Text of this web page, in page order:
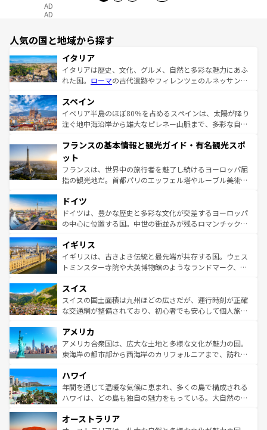
AD
AD
人気の国と地域から探す
イタリア
イタリアは歴史、文化、グルメ、自然と多彩な魅力にあふ
れた国。 ローマの古代遺跡やフィレンツェのルネッサンス
ろん、トスカーナの美しい田園風景やアマルフィ海岸の絶
景など、自然景観も見逃せない。観光の合間には、本場の
ピザやパスタなど、絶品のイタリア料理を堪能することも
ませてくれるイタリアで、忘れられない旅をしてみよう！
なお、新着のイタリア情報は
しい。
スペイン
イベリア半島のほぼ80％を占めるスペインは、太陽が降り
注ぐ地中海沿岸から雄大なピレネー山脈まで、多彩な自然
文化が根付くこの国では、情熱的なフラメンコ、熱気あふ
れる闘牛、そして美味しいタパスが生活の一部となってい
る。首都マドリードの洗練された雰囲気や、バルセロナの
アートに溢れた街角から、地方では古代ローマ遺跡や中世
せる。地方によって風土や気候が異なるスペインはその個
性で訪れる人を魅了する。 なお、新着のスペイン情報は コ
ンテンツ一覧を参照してほしい。
フランスの基本情報と観光ガイド・有名観光スポ
ット
フランスは、世界中の旅行者を魅了し続けるヨーロッパ屈
指の観光地だ。首都パリのエッフェル塔やルーブル美術館
で、幅広い魅力が詰まっている。華麗な宮殿、歴史的な大
聖堂、美しいビーチ、そして豊かな自然が、訪れる者を心
から魅了する。また、フランスは美食の国としても知ら
いる。シャンパンの発祥地であるランス、プロヴァンスの
香り高いラベンダー畑など、多彩な楽しみ方が可能だ。さ
らに、パリ以外の地域にも魅力が溢れており、どの街角に
れる地方に足を運ぶとそれぞれで全く異なる文化を体験で
きるだろう。 なお、新着のフランス情報はコンテンツ一覧
を参照してほしい。
ドイツ
ドイツは、豊かな歴史と多彩な文化が交差するヨーロッパ
の中心に位置する国。中世の街並みが残るロマンチック街
顔を持つこの国は、どこを歩いても飽きることがない。ベ
ルリンの文化的活気、バイエルン州のアルプスの絶景、そ
してライン川沿いのワイン畑といった風景は必見。ビール
は、お酒好きな人にはぜひ体験してほしい。 なお、新着の
ドイツ情報はコンテンツ一覧を参照してほしい。
イギリス
イギリスは、古きよき伝統と最先端が共存する国。ウェス
トミンスター寺院や大英博物館のようなランドマーク、歴
リアごとに異なる魅力がある。また、優雅なアフタヌーン
ティー、ビール好きにはたまらない英国パブ、サッカー観
戦など、本場だからこそできる体験も豊富。イギリスを旅
ンツ一覧を参照してほしい。
スイス
スイスの国土面積は九州ほどの広さだが、運行時刻が正確
な交通網が整備されており、初心者でも安心して個人旅行
の建物がそのまま残る町や、スイスならではのユニークな
博物館もあり、アルプス観光だけでなく町歩きも満喫する
ことができる。国民の所得が高いため物価も高いが、旅行
ば市内交通費無料で観光を楽しむこともできる。 なお、新
着のスイス情報はコンテンツ一覧 を参照してほしい。
アメリカ
アメリカ合衆国は、広大な土地と多様な文化が魅力の国。
東海岸の都市部から西海岸のカリフォルニアまで、訪れる
のような巨大都市は、観光、ショッピング、エンターテイ
ンメントが詰まった刺激的なスポットだ。一方、アメリカ
西部には大自然が広がり、グランドキャニオンやイエロー
部のニューオーリンズでは、音楽と美食が融合した独特の
ハワイ
年間を通じて温暖な気候に恵まれ、多くの島で構成される
ハワイは、どの島も独自の魅力をもっている。大自然の神
ワイ島は見逃せない。また、定番の観光地といえばオアフ
オーストラリア